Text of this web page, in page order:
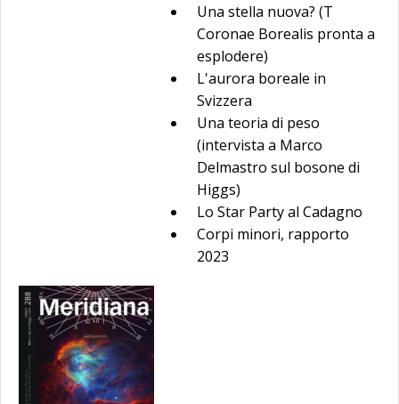
Una stella nuova? (T
Coronae Borealis pronta a
esplodere)
L'aurora boreale in
Svizzera
Una teoria di peso
(intervista a Marco
Delmastro sul bosone di
Higgs)
Lo Star Party al Cadagno
Corpi minori, rapporto
2023